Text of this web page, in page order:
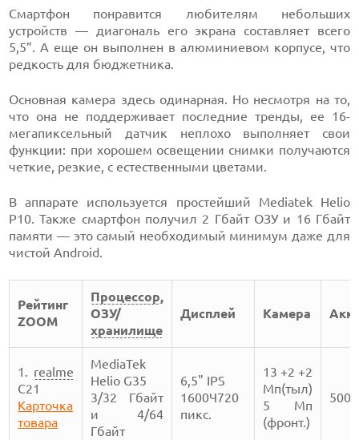
Смартфон понравится любителям небольших
устройств — диагональ его экрана составляет всего
5,5”. А еще он выполнен в алюминиевом корпусе, что
редкость для бюджетника.
Основная камера здесь одинарная. Но несмотря на то,
что она не поддерживает последние тренды, ее 16-
мегапиксельный датчик неплохо выполняет свои
функции: при хорошем освещении снимки получаются
четкие, резкие, с естественными цветами.
В аппарате используется простейший Mediatek Helio
P10. Также смартфон получил 2 Гбайт ОЗУ и 16 Гбайт
памяти — это самый необходимый минимум даже для
чистой Android.
Рейтинг
ZOOM
Процессор,
ОЗУ/
хранилище
Дисплей Камера
1. realme
C21
Карточка
товара
MediaTek
Helio G35
3/32 Гбайт
и 4/64
Гбайт
6,5" IPS
1600Ч720
пикс.
13 +2 +2
Мп(тыл)
5 Мп
(фронт.)